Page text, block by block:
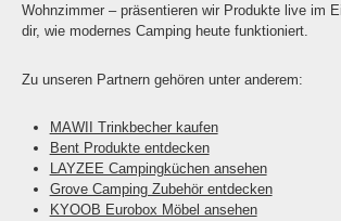
Wohnzimmer – präsentieren wir Produkte live im
dir, wie modernes Camping heute funktioniert.
Zu unseren Partnern gehören unter anderem:
MAWII Trinkbecher kaufen
Bent Produkte entdecken
LAYZEE Campingküchen ansehen
Grove Camping Zubehör entdecken
KYOOB Eurobox Möbel ansehen